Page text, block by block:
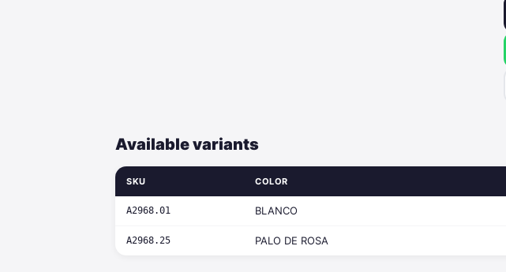
Available variants
SKU COLOR
A2968.01 BLANCO
A2968.25 PALO DE ROSA